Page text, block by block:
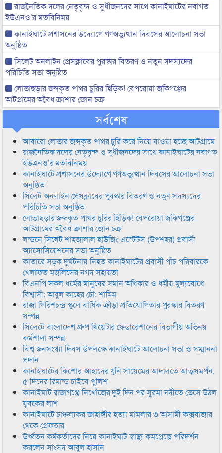
রাজনৈতিক দলের নেতৃবৃন্দ ও সুধীজনদের সাথে কানাইঘাটের নবাগত
ইউএনও’র মতবিনিময়
কানাইঘাটে প্রশাসনের উদ্যোগে গণঅভ্যুত্থান দিবসের আলোচনা সভা
অনুষ্ঠিত
সিলেট অনলাইন প্রেসক্লাবের পুরস্কার বিতরণ ও নতুন সদস্যদের
পরিচিতি সভা অনুষ্ঠিত
লোভাছড়ার জব্দকৃত পাথর চুরির হিড়িক! বেপরোয়া জকিগঞ্জের
আটগ্রামের অবৈধ ক্রাশার জোন চক্র
সর্বশেষ
আবারো লোভার জব্দকৃত পাথর চুরি করে নিয়ে যাওয়া হচ্ছে আটগ্রামে
রাজনৈতিক দলের নেতৃবৃন্দ ও সুধীজনদের সাথে কানাইঘাটের নবাগত
ইউএনও’র মতবিনিময়
কানাইঘাটে প্রশাসনের উদ্যোগে গণঅভ্যুত্থান দিবসের আলোচনা সভা
অনুষ্ঠিত
সিলেট অনলাইন প্রেসক্লাবের পুরস্কার বিতরণ ও নতুন সদস্যদের
পরিচিতি সভা অনুষ্ঠিত
লোভাছড়ার জব্দকৃত পাথর চুরির হিড়িক! বেপরোয়া জকিগঞ্জের
আটগ্রামের অবৈধ ক্রাশার জোন চক্র
লন্ডনে সিলেট শাহজালাল হাউজিং এস্টেটস (উপশহর) প্রবাসী
অ্যাসোসিয়েশনের সভা অনুষ্ঠিত
কাতারে সড়ক দুর্ঘটনায় নিহত কানাইঘাটের প্রবাসী পাঁচ পরিবারকে
খেলাফত মজলিসের নগদ সহায়তা
বিএনপি সকল ধর্মের মানুষের সমান অধিকার ও ধর্মীয় মুল্যবোধে
বিশ্বাসী: আবুল কাহের চৌ: শামিম
রাজা গিরিশচন্দ্র স্কুলে বার্ষিক ক্রীড়া প্রতিযোগিতার পুরস্কার বিতরণ
সম্পন্ন
সিলেটে বাংলাদেশ গ্রুপ থিয়েটার ফেডারেশানের বিভাগীয় অভিনয়
কর্মশালা সম্পন্ন
বিশ্ব জনসংখ্যা দিবস উপলক্ষে কানাইঘাটে আলোচনা সভা ও সম্মাননা
প্রদান
কানাইঘাটের কিশোর আহাদের খুনি সায়েমের আদালতে আত্মসমর্পন,
৫ দিনের রিমান্ড চাইবে পুলিশ
কানাইঘাট রাজাগঞ্জে নিখোঁজের দুই দিন পর সুরমা নদীতে ভেসে উঠল
যুবকের লাশ
কানাইঘাটে চাঞ্চল্যকর জাহাঙ্গীর হত্যা মামলার ৩ আসামী কক্সবাজার
থেকে গ্রেফতার
উর্ধ্বতন কর্মকর্তাদের নিয়ে কানাইঘাট স্বাস্থ্য কমপ্লেক্সে পরিদর্শন
করলেন সাংসদ আবুল হাসান